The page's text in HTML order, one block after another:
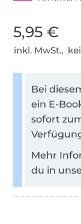
5,95 €
inkl. MwSt.,
Bei
ein E-
sofort
Mehr
du in